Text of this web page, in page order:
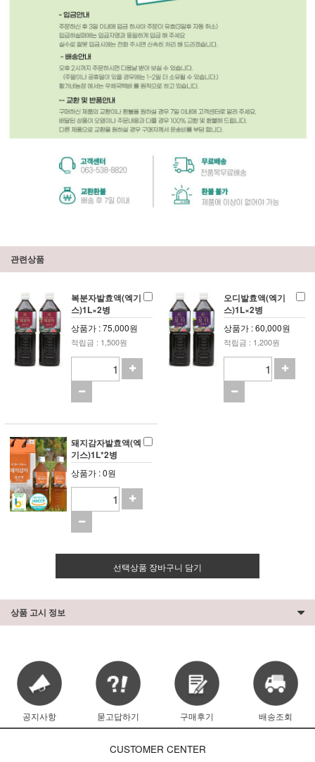
관련상품
복분자발효액(엑기
스)1L×2병
상품가 : 75,000원
적립금 : 1,500원
오디발효액(엑기
스)1L×2병
상품가 : 60,000원
적립금 : 1,200원
돼지감자발효액(엑
기스)1L*2병
상품가 : 0원
선택상품 장바구니 담기
상품 고시 정보
공지사항 묻고답하기 구매후기 배송조회
CUSTOMER CENTER